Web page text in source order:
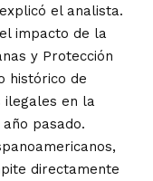
el analista.
impacto de la
y Protección
histórico de
ilegales en la
pasado.
directamente